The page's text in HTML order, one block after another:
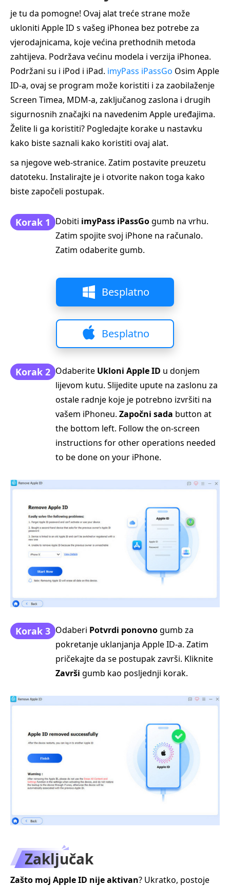
je tu da pomogne! Ovaj alat treće strane može
ukloniti Apple ID s vašeg iPhonea bez potrebe za
vjerodajnicama, koje većina prethodnih metoda
zahtijeva. Podržava većinu modela i verzija iPhonea.
Podržani su i iPod i iPad. imyPass iPassGo Osim Apple
ID‑a, ovaj se program može koristiti i za zaobilaženje
Screen Timea, MDM‑a, zaključanog zaslona i drugih
sigurnosnih značajki na navedenim Apple uređajima.
Želite li ga koristiti? Pogledajte korake u nastavku
kako biste saznali kako koristiti ovaj alat.
sa njegove web-stranice. Zatim postavite preuzetu
datoteku. Instalirajte je i otvorite nakon toga kako
biste započeli postupak.
Korak 1 Dobiti imyPass iPassGogumb na vrhu.
Zatim spojite svoj iPhone na računalo.
Zatim odaberite gumb.
Besplatno
preuzimanje
Besplatno
Korak 2 Odaberite Ukloni Apple ID u donjem
lijevom kutu. Slijedite upute na zaslonu za
ostale radnje koje je potrebno izvršiti na
vašem iPhoneu. Započni sada button at
the bottom left. Follow the on-screen
instructions for other operations needed
to be done on your iPhone.
Korak 3 Odaberi Potvrdi ponovnogumb za
pokretanje uklanjanja Apple ID‑a. Zatim
pričekajte da se postupak završi. Kliknite
Završi gumb kao posljednji korak.
Zaključak
Zašto moj Apple ID nije aktivan? Ukratko, postoje